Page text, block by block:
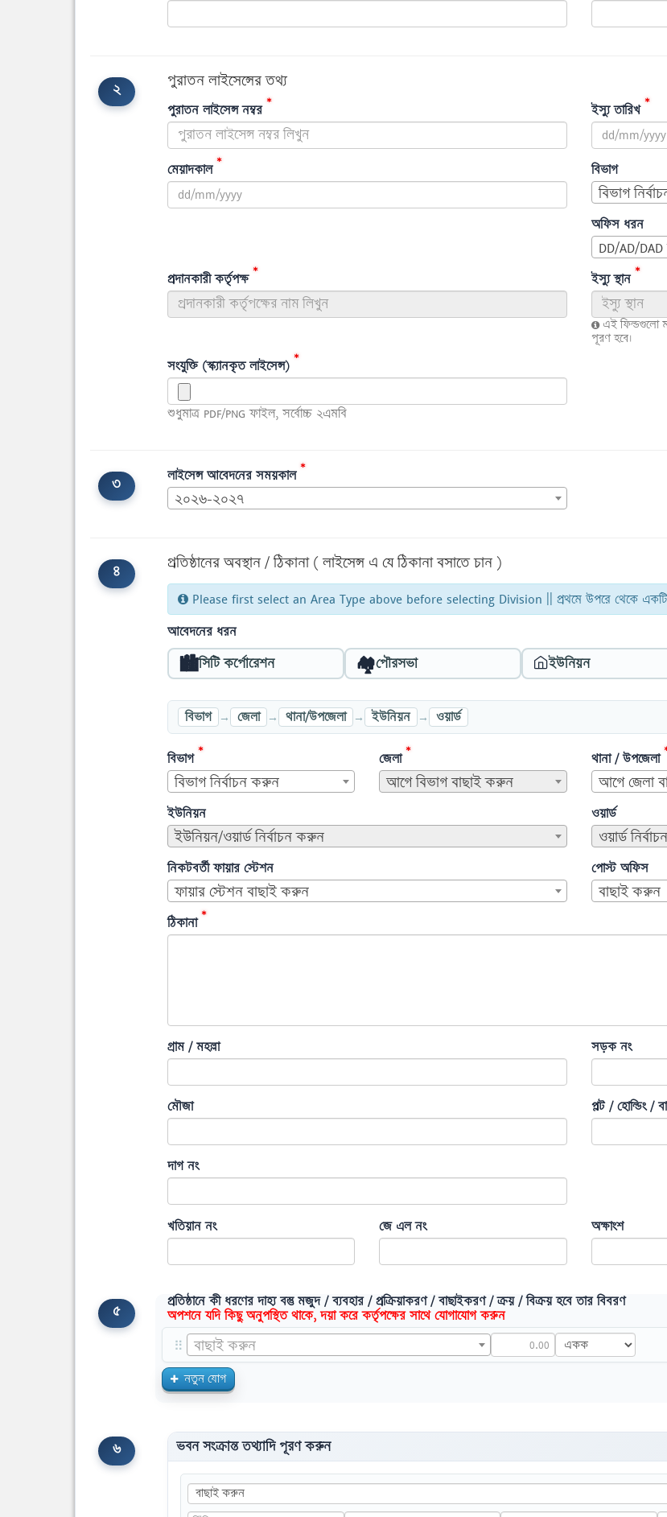
২ পুরাতন লাইসেন্সের তথ্য
পুরাতন লাইসেন্স নম্বর * ইস্যু তারিখ *
মেয়াদকাল * বিভাগ
বিভাগ
অফিস ধরন
DD/AD/
প্রদানকারী কর্তৃপক্ষ * ইস্যু স্থান *
এই ফিল্ডগুলো
পূরণ হবে।
সংযুক্তি (স্ক্যানকৃত লাইসেন্স) *
শুধুমাত্র PDF/PNG ফাইল, সর্বোচ্চ ২এমবি
৩ লাইসেন্স আবেদনের সময়কাল *
২০২৬-২০২৭
৪ প্রতিষ্ঠানের অবস্থান / ঠিকানা ( লাইসেন্স এ যে ঠিকানা বসাতে চান )
Please first select an Area Type above before selecting Division || প্রথমে উপরে থেকে
আবেদনের ধরন
🏙️সিটি কর্পোরেশন 🏘️পৌরসভা ইউনিয়ন
বিভাগ → জেলা → থানা/উপজেলা → ইউনিয়ন → ওয়ার্ড
বিভাগ *
বিভাগ নির্বাচন করুন
জেলা *
আগে বিভাগ বাছাই করুন
থানা / উপজেলা
আগে জেলা
ইউনিয়ন
ইউনিয়ন/ওয়ার্ড নির্বাচন করুন
ওয়ার্ড
ওয়ার্ড
নিকটবর্তী ফায়ার স্টেশন
ফায়ার স্টেশন বাছাই করুন
পোস্ট অফিস
বাছাই করুন
ঠিকানা *
গ্রাম / মহল্লা সড়ক নং
মৌজা প্লট / হোল্ডিং /
দাগ নং
খতিয়ান নং জে এল নং অক্ষাংশ
৫
প্রতিষ্ঠানে কী ধরণের দাহ্য বস্তু মজুদ / ব্যবহার / প্রক্রিয়াকরণ / বাছাইকরণ / ক্রয় / বিক্রয় হবে তার বিবরণ
অপশনে যদি কিছু অনুপস্থিত থাকে, দয়া করে কর্তৃপক্ষের সাথে যোগাযোগ করুন
⠿ বাছাই করুন
নতুন যোগ
৬ ভবন সংক্রান্ত তথ্যাদি পূরণ করুন